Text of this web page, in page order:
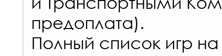
предоплата).
Полный список игр на